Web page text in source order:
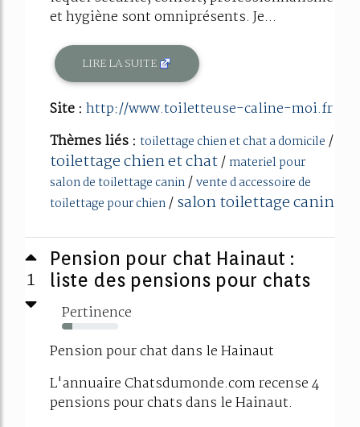
et hygiène sont omniprésents. Je...
LIRE LA SUITE
Site : http://www.toiletteuse-caline-moi.fr
Thèmes liés : toilettage chien et chat a domicile /
toilettage chien et chat/ materiel pour
salon de toilettage canin/vente d accessoire de
toilettage pour chien/salon toilettage canin
1
Pension pour chat Hainaut :
liste des pensions pour chats
Pertinence
18%
Pension pour chat dans le Hainaut
L'annuaire Chatsdumonde.com recense 4
pensions pour chats dans le Hainaut.